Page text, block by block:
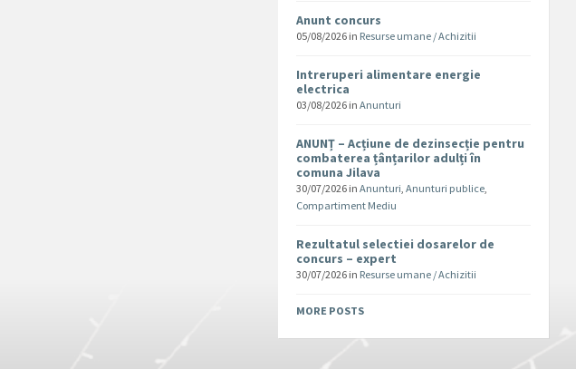
Anunt concurs
05/08/2026 in Resurse umane / Achizitii
Intreruperi alimentare energie
electrica
03/08/2026 inAnunturi
ANUNȚ – Acțiune de dezinsecție pentru
combaterea țânțarilor adulți în
comuna Jilava
30/07/2026 inAnunturi,Anunturi publice,
Compartiment Mediu
Rezultatul selectiei dosarelor de
concurs – expert
30/07/2026 in Resurse umane / Achizitii
MORE POSTS